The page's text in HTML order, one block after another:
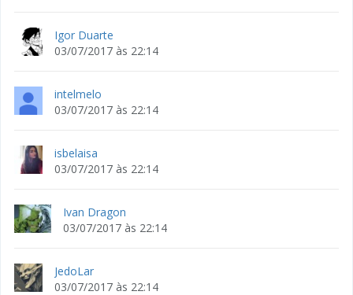
Igor Duarte
03/07/2017 às 22:14
intelmelo
03/07/2017 às 22:14
isbelaisa
03/07/2017 às 22:14
Ivan Dragon
03/07/2017 às 22:14
JedoLar
03/07/2017 às 22:14